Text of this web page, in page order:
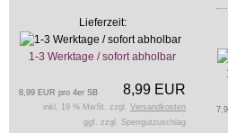
Lieferzeit:
1-3 Werktage / sofort abholbar
8,99 EUR
8,99 EUR pro 4er SB
inkl. 19 % MwSt. zzgl. Versandkosten
ggf. zzgl. Sperrgutzuschlag